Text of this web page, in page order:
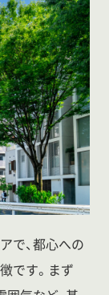
で、都心への
です。まず